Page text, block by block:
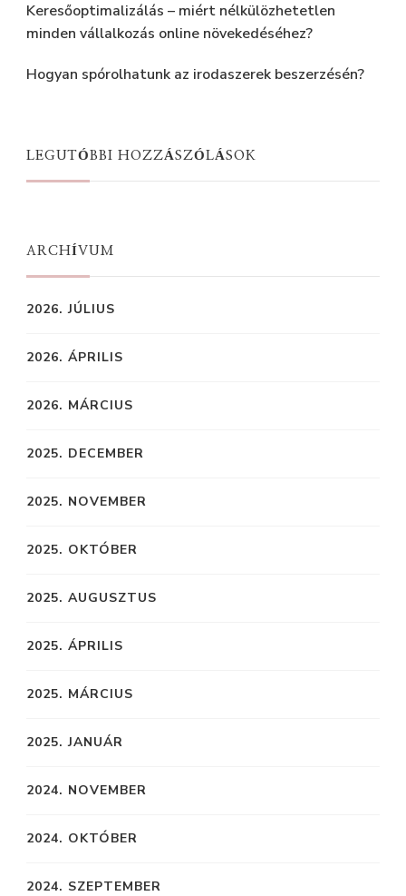
Keresőoptimalizálás – miért nélkülözhetetlen
minden vállalkozás online növekedéséhez?
Hogyan spórolhatunk az irodaszerek beszerzésén?
LEGUTÓBBI HOZZÁSZÓLÁSOK
ARCHÍVUM
2026. JÚLIUS
2026. ÁPRILIS
2026. MÁRCIUS
2025. DECEMBER
2025. NOVEMBER
2025. OKTÓBER
2025. AUGUSZTUS
2025. ÁPRILIS
2025. MÁRCIUS
2025. JANUÁR
2024. NOVEMBER
2024. OKTÓBER
2024. SZEPTEMBER